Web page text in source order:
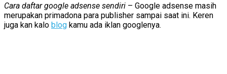
Cara daftar google adsense sendiri – Google adsense masih
merupakan primadona para publisher sampai saat ini. Keren
juga kan kalo blog kamu ada iklan googlenya.